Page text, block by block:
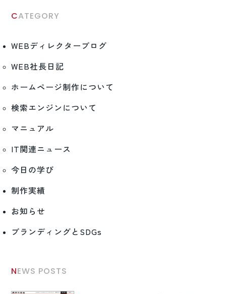
CATEGORY
WEBディレクターブログ
WEB社長日記
ホームページ制作について
検索エンジンについて
マニュアル
IT関連ニュース
今日の学び
制作実績
お知らせ
ブランディングとSDGs
NEWS POSTS